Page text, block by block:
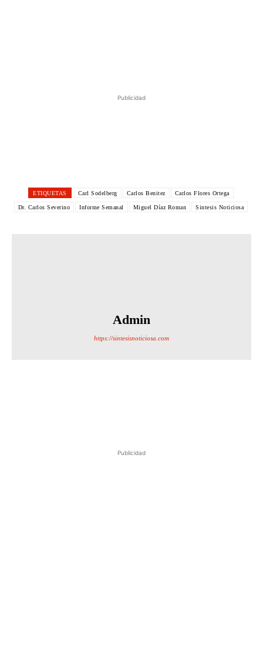
Publicidad
ETIQUETAS Carl Sodelberg Carlos Benitez Carlos Flores Ortega
Dr. Carlos Severino Informe Semanal Miguel Díaz Roman Sintesis Noticiosa
Admin
https://sintesisnoticiosa.com
Publicidad